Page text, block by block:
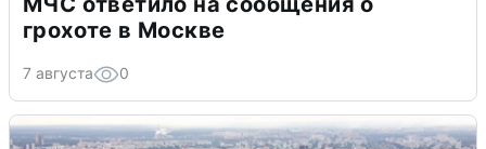
грохоте в Москве
7 августа 0